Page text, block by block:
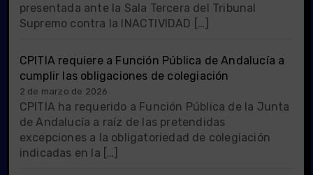
presentada ante la Sala Tercera del Tribunal
Supremo contra la INACTIVIDAD […]
CPITIA requiere a Función Pública de Andalucía a
cumplir las obligaciones de colegiación
2 de marzo de 2026
CPITIA ha requerido a Función Pública de la Junta
de Andalucía a raíz de las pretendidas
excepciones a la obligatoriedad de colegiación
indicadas en la […]